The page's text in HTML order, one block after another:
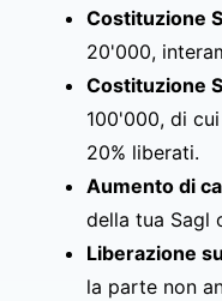
Costituzione
20'000,
Costituzione
100'000, di
20% liberati.
Aumento di
della tua Sagl
Liberazione
la parte non